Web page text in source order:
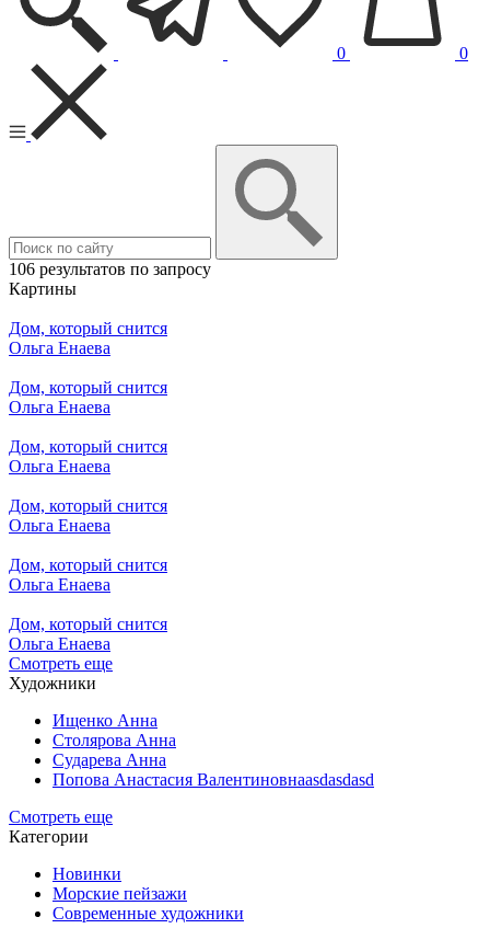
0 0
106 результатов по запросу
Картины
Дом, который снится
Ольга Енаева
Дом, который снится
Ольга Енаева
Дом, который снится
Ольга Енаева
Дом, который снится
Ольга Енаева
Дом, который снится
Ольга Енаева
Дом, который снится
Ольга Енаева
Смотреть еще
Художники
Ищенко Анна
Столярова Анна
Сударева Анна
Попова Анастасия Валентиновнаasdasdasd
Смотреть еще
Категории
Новинки
Морские пейзажи
Современные художники